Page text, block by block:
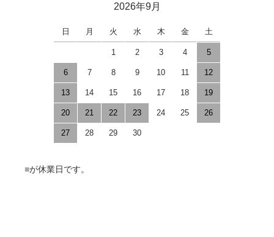
2026年9月
日 月 火 水 木 金 土
1 2 3 4 5
6 7 8 9 10 11 12
13 14 15 16 17 18 19
20 21 22 23 24 25 26
27 28 29 30
■が休業日です。